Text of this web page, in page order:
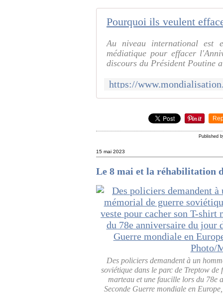
Au niveau international est
médiatique pour effacer
discours du Président Poutine
Published
15 mai 2023
Le 8 mai et la réhabilitation
Des policiers demandent à un
soviétique dans le parc de Treptow
marteau et une faucille lors du 78e
Seconde Guerre mondiale en